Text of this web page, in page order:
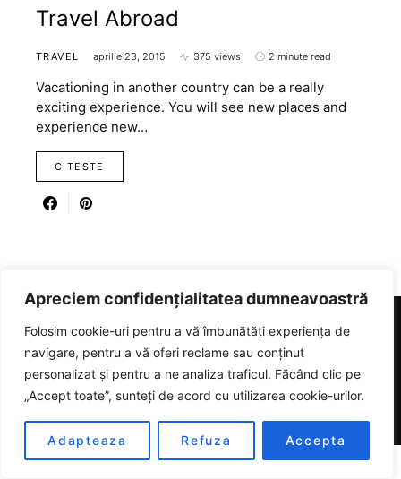
Apreciem confidențialitatea dumneavoastră
Folosim cookie-uri pentru a vă îmbunătăți experiența de
navigare, pentru a vă oferi reclame sau conținut
personalizat și pentru a ne analiza traficul. Făcând clic pe
„Accept toate”, sunteți de acord cu utilizarea cookie-urilor.
Adapteaza Refuza Accepta
Travel Abroad
TRAVEL aprilie 23, 2015 375 views 2 minute read
Vacationing in another country can be a really
exciting experience. You will see new places and
experience new…
CITESTE
RICARTER
Designed & Developed bySmartSeoPack.com